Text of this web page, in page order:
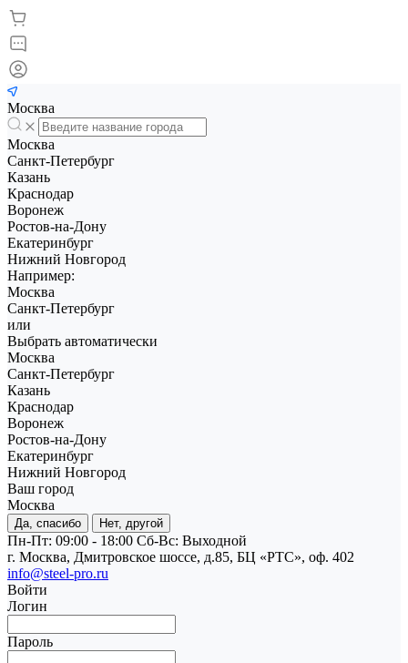
Москва
Москва
Санкт-Петербург
Казань
Краснодар
Воронеж
Ростов-на-Дону
Екатеринбург
Нижний Новгород
Например:
Москва
Санкт-Петербург
или
Выбрать автоматически
Москва
Санкт-Петербург
Казань
Краснодар
Воронеж
Ростов-на-Дону
Екатеринбург
Нижний Новгород
Ваш город
Москва
Да, спасибо Нет, другой
Пн-Пт: 09:00 - 18:00 Cб-Вс: Выходной
г. Москва, Дмитровское шоссе, д.85, БЦ «РТС», оф. 402
info@steel-pro.ru
Войти
Логин
Пароль